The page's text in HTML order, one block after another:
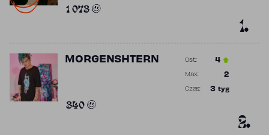
1.
1 073
2.
MORGENSHTERN
340
4
Ost.:
2
Max.:
3 tyg
Czas: